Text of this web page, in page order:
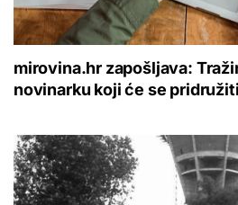
mirovina.hr zapošljava:
novinarku koji će se